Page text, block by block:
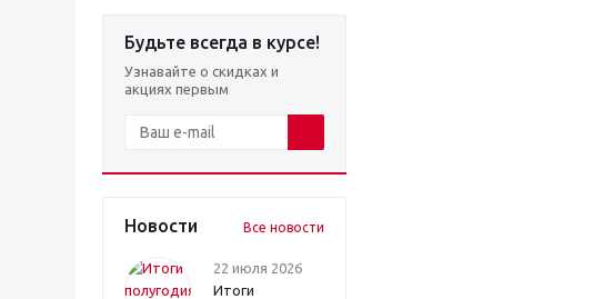
Будьте всегда в курсе!
Узнавайте о скидках и
акциях первым
Новости Все новости
22 июля 2026
Итоги